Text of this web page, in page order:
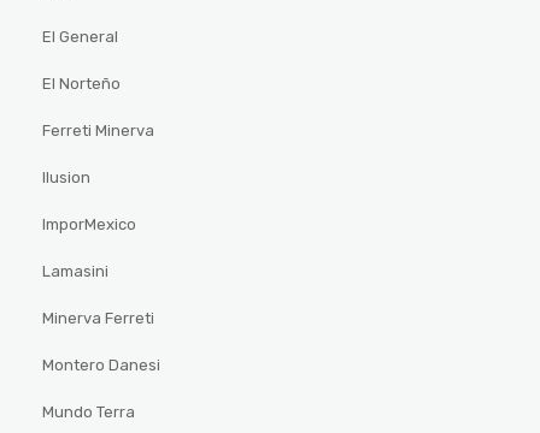
El General
El Norteño
Ferreti Minerva
Ilusion
ImporMexico
Lamasini
Minerva Ferreti
Montero Danesi
Mundo Terra